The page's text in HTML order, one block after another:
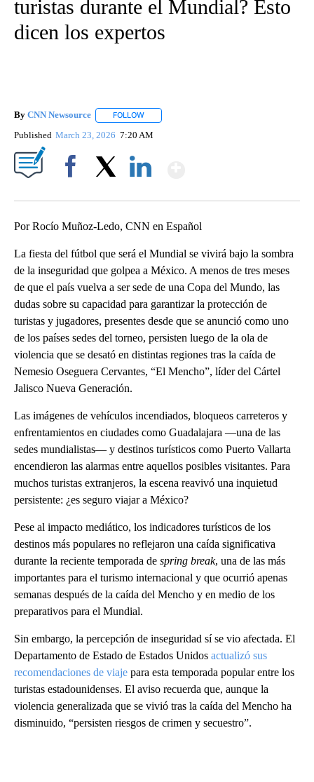
turistas durante el Mundial? Esto
dicen los expertos
By CNN Newsource FOLLOW
Published March 23, 2026 7:20 AM
Por Rocío Muñoz-Ledo, CNN en Español
La fiesta del fútbol que será el Mundial se vivirá bajo la sombra
de la inseguridad que golpea a México. A menos de tres meses
de que el país vuelva a ser sede de una Copa del Mundo, las
dudas sobre su capacidad para garantizar la protección de
turistas y jugadores, presentes desde que se anunció como uno
de los países sedes del torneo, persisten luego de la ola de
violencia que se desató en distintas regiones tras la caída de
Nemesio Oseguera Cervantes, “El Mencho”, líder del Cártel
Jalisco Nueva Generación.
Las imágenes de vehículos incendiados, bloqueos carreteros y
enfrentamientos en ciudades como Guadalajara —una de las
sedes mundialistas— y destinos turísticos como Puerto Vallarta
encendieron las alarmas entre aquellos posibles visitantes. Para
muchos turistas extranjeros, la escena reavivó una inquietud
persistente: ¿es seguro viajar a México?
Pese al impacto mediático, los indicadores turísticos de los
destinos más populares no reflejaron una caída significativa
durante la reciente temporada de spring break, una de las más
importantes para el turismo internacional y que ocurrió apenas
semanas después de la caída del Mencho y en medio de los
preparativos para el Mundial.
Sin embargo, la percepción de inseguridad sí se vio afectada. El
Departamento de Estado de Estados Unidos actualizó sus
recomendaciones de viaje para esta temporada popular entre los
turistas estadounidenses. El aviso recuerda que, aunque la
violencia generalizada que se vivió tras la caída del Mencho ha
disminuido, “persisten riesgos de crimen y secuestro”.